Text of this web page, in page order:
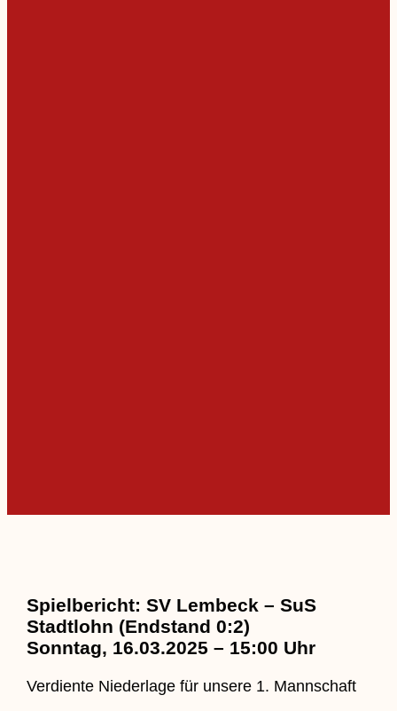
Spielbericht: SV Lembeck – SuS
Stadtlohn (Endstand 0:2)
Sonntag, 16.03.2025 – 15:00 Uhr
Verdiente Niederlage für unsere 1. Mannschaft